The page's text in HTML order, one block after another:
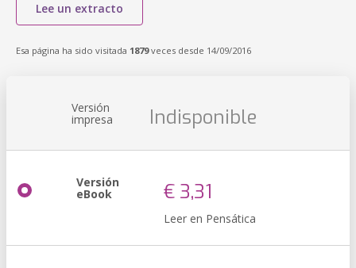
Lee un extracto
Esa página ha sido visitada 1879veces desde 14/09/2016
Versión
impresa Indisponible
Versión
eBook € 3,31
Leer en Pensática